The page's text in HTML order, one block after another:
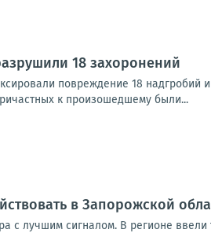
18 захоронений
повреждение 18 надгробий
к произошедшему были...
в Запорожской
с лучшим сигналом. В регионе